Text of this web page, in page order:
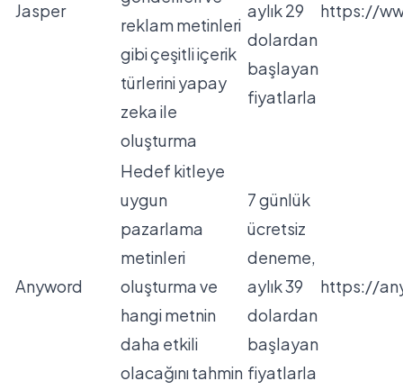
Jasper
reklam metinleri
gibi çeşitli içerik
türlerini yapay
zeka ile
oluşturma
aylık 29
dolardan
başlayan
fiyatlarla
https://
Anyword
Hedef kitleye
uygun
pazarlama
metinleri
oluşturma ve
hangi metnin
daha etkili
olacağını tahmin
7 günlük
ücretsiz
deneme,
aylık 39
dolardan
başlayan
fiyatlarla
https://